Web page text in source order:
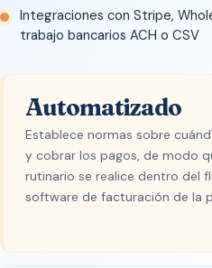
Integraciones con Stripe,
trabajo bancarios ACH o CSV
Automatizado
Establece normas sobre
y cobrar los pagos, de modo
rutinario se realice dentro del
software de facturación de la